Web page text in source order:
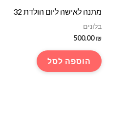
מתנה לאישה ליום הולדת 32
בלונים
500.00₪
הוספה לסל